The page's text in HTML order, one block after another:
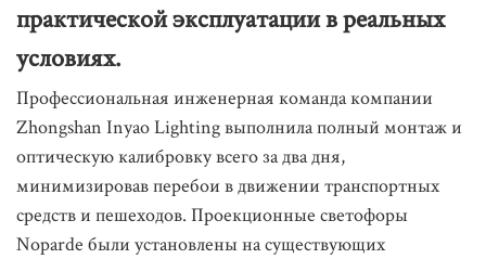
практической эксплуатации в реальных
условиях.
Профессиональная инженерная команда компании
Zhongshan Inyao Lighting выполнила полный монтаж и
оптическую калибровку всего за два дня,
минимизировав перебои в движении транспортных
средств и пешеходов. Проекционные светофоры
Noparde были установлены на существующих